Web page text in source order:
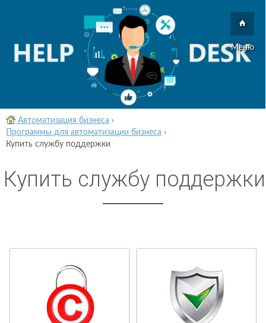
Меню
Автоматизация бизнеса ›
Программы для автоматизации бизнеса ›
Купить службу поддержки
Купить службу поддержки